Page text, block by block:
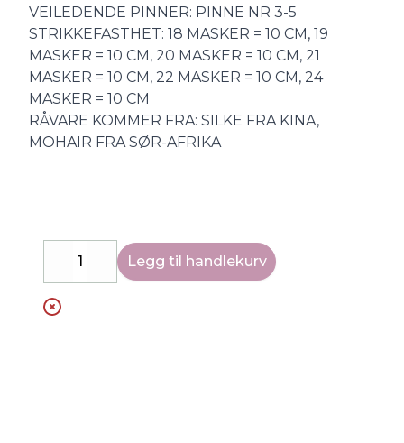
VEILEDENDE PINNER: PINNE NR 3-5
STRIKKEFASTHET: 18 MASKER = 10 CM, 19
MASKER = 10 CM, 20 MASKER = 10 CM, 21
MASKER = 10 CM, 22 MASKER = 10 CM, 24
MASKER = 10 CM
RÅVARE KOMMER FRA: SILKE FRA KINA,
MOHAIR FRA SØR-AFRIKA
DecreaseIncrease
Legg til handlekurv